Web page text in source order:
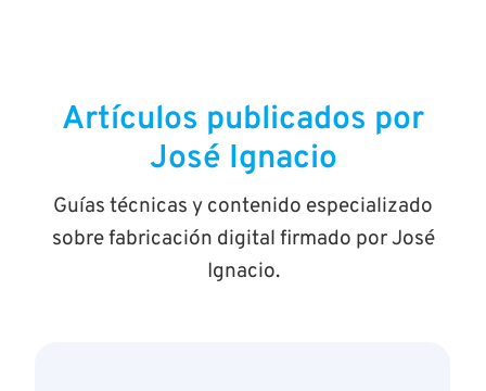
Artículos publicados por
José Ignacio
Guías técnicas y contenido especializado
sobre fabricación digital firmado por José
Ignacio.